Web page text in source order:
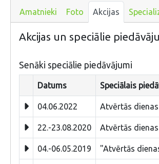
Amatnieki Foto Akcijas
Akcijas un speciālie
Senāki speciālie piedāvājumi
Datums Speciālais
04.06.2022 Atvērtās
22.-23.08.2020 Atvērtās
04.-06.05.2019 "Atvērtās